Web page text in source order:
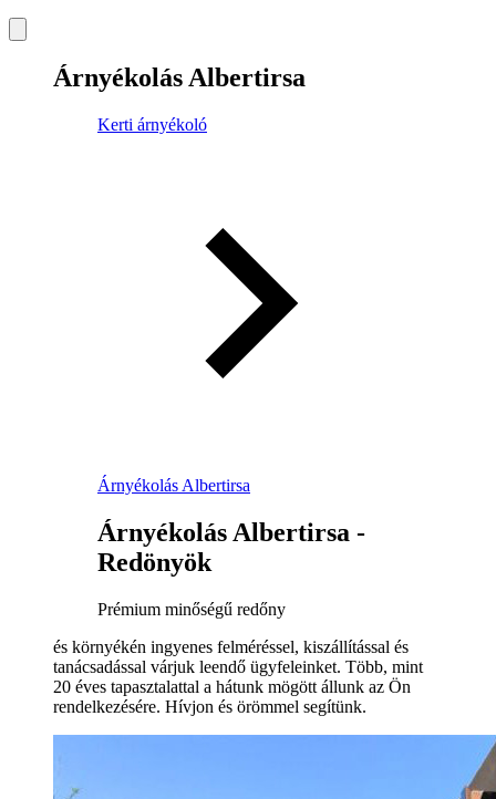
Árnyékolás Albertirsa
Kerti árnyékoló
Árnyékolás Albertirsa
Árnyékolás Albertirsa -
Redönyök
Prémium minőségű redőny
és környékén ingyenes felméréssel, kiszállítással és
tanácsadással várjuk leendő ügyfeleinket. Több, mint
20 éves tapasztalattal a hátunk mögött állunk az Ön
rendelkezésére. Hívjon és örömmel segítünk.